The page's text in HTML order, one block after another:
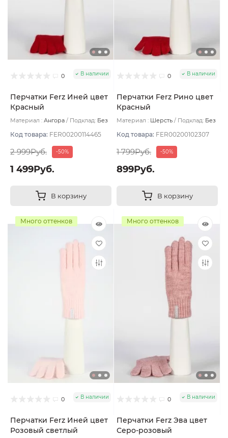
0 В наличии
Перчатки Ferz Иней цвет
Красный
Материал : Ангора Подклад: Без
Код товара: FER00200114465
2 999Руб. -50%
1 499Руб.
В корзину
0 В наличии
Перчатки Ferz Рино цвет
Красный
Материал : Шерсть Подклад: Без
Код товара: FER00200102307
1 799Руб. -50%
899Руб.
В корзину
Много оттенков
0 В наличии
Перчатки Ferz Иней цвет
Розовый светлый
Много оттенков
0 В наличии
Перчатки Ferz Эва цвет
Серо-розовый